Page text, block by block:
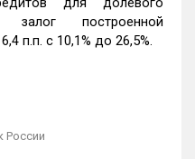
построенной
п.п. с 10,1% до 26,5%.
России